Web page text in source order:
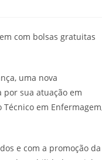
uma nova
sua atuação em
em
e com a promoção da